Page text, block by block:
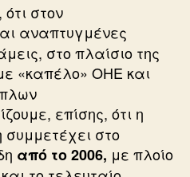
στον
αναπτυγμένες
στο πλαίσιο της
«καπέλο» ΟΗΕ και
επίσης, ότι η
συμμετέχει στο
από το 2006, με πλοίο